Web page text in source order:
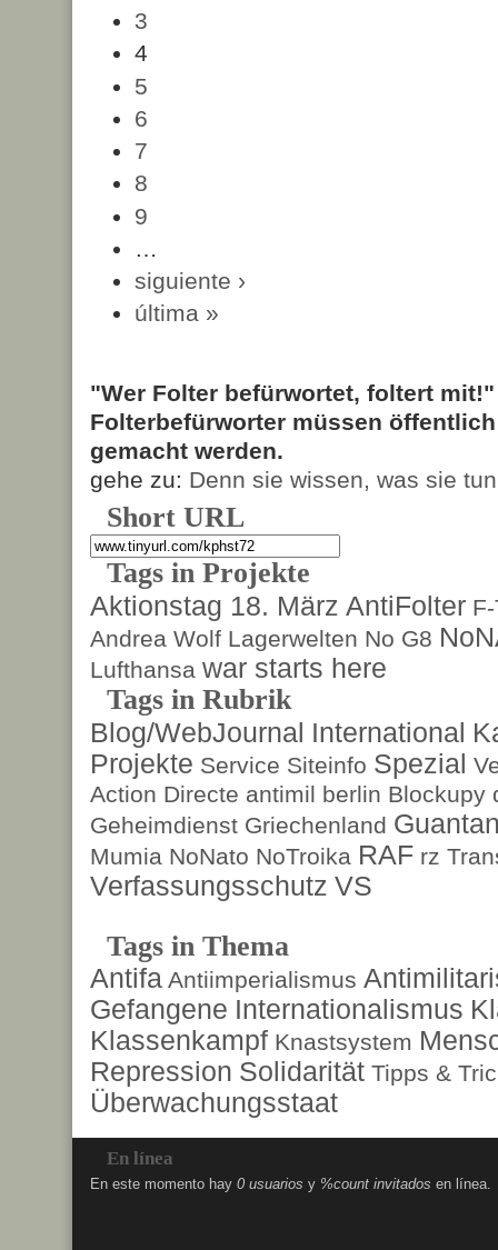
3
4
5
6
7
8
9
…
siguiente ›
última »
"Wer Folter befürwortet, foltert
Folterbefürworter müssen
gemacht werden.
gehe zu: Denn sie wissen, was sie tun
Short URL
Tags in Projekte
Aktionstag 18. März AntiFolter
Andrea Wolf Lagerwelten No G8
Lufthansa war starts here
Tags in Rubrik
Blog/WebJournal International
Projekte Service Siteinfo Spezial
Action Directe antimil berlin Blockupy
Geheimdienst Griechenland
Mumia NoNato NoTroika RAF rz
Verfassungsschutz VS
Tags in Thema
Antifa Antiimperialismus
Gefangene Internationalismus
Klassenkampf Knastsystem
Repression Solidarität Tipps &
Überwachungsstaat
En línea
En este momento hay 0 usuarios y %count invitados en línea.